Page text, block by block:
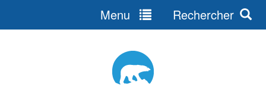
Menu Rechercher